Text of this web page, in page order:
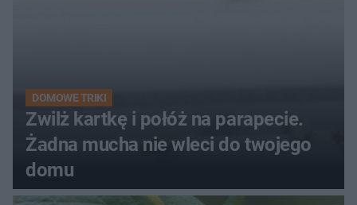
DOMOWE TRIKI
Zwilż kartkę i połóż na parapecie.
Żadna mucha nie wleci do twojego
domu